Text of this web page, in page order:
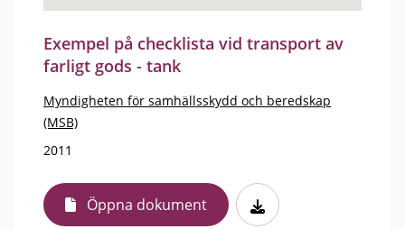
Exempel på checklista vid transport av
farligt gods - tank
Myndigheten för samhällsskydd och beredskap
(MSB)
2011
Öppna dokument